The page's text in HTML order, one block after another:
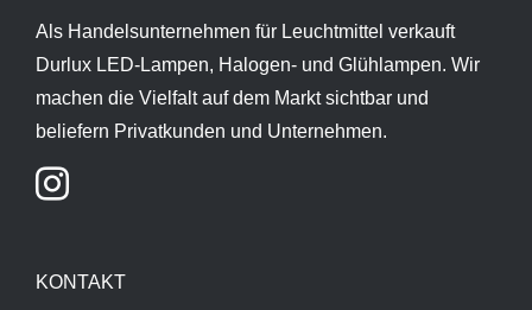
Als Handelsunternehmen für Leuchtmittel verkauft
Durlux LED-Lampen, Halogen- und Glühlampen. Wir
machen die Vielfalt auf dem Markt sichtbar und
beliefern Privatkunden und Unternehmen.
KONTAKT